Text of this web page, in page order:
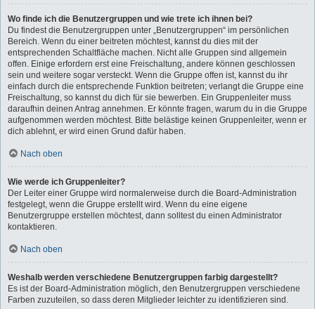
Wo finde ich die Benutzergruppen und wie trete ich ihnen bei?
Du findest die Benutzergruppen unter „Benutzergruppen“ im persönlichen
Bereich. Wenn du einer beitreten möchtest, kannst du dies mit der
entsprechenden Schaltfläche machen. Nicht alle Gruppen sind allgemein
offen. Einige erfordern erst eine Freischaltung, andere können geschlossen
sein und weitere sogar versteckt. Wenn die Gruppe offen ist, kannst du ihr
einfach durch die entsprechende Funktion beitreten; verlangt die Gruppe eine
Freischaltung, so kannst du dich für sie bewerben. Ein Gruppenleiter muss
daraufhin deinen Antrag annehmen. Er könnte fragen, warum du in die Gruppe
aufgenommen werden möchtest. Bitte belästige keinen Gruppenleiter, wenn er
dich ablehnt, er wird einen Grund dafür haben.
Nach oben
Wie werde ich Gruppenleiter?
Der Leiter einer Gruppe wird normalerweise durch die Board-Administration
festgelegt, wenn die Gruppe erstellt wird. Wenn du eine eigene
Benutzergruppe erstellen möchtest, dann solltest du einen Administrator
kontaktieren.
Nach oben
Weshalb werden verschiedene Benutzergruppen farbig dargestellt?
Es ist der Board-Administration möglich, den Benutzergruppen verschiedene
Farben zuzuteilen, so dass deren Mitglieder leichter zu identifizieren sind.